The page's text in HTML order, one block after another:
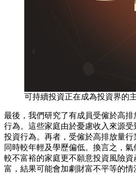
可持續投資正在成為投資界的主
最後，我們研究了有成員受僱於高
行為。這些家庭由於憂慮收入來源
投資行為。再者，受僱於高排放量行
同時較年輕及學歷偏低。換言之，
較不富裕的家庭更不願意投資風險
富，結果可能會加劇財富不平等的